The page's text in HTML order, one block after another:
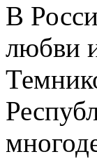
В
любви